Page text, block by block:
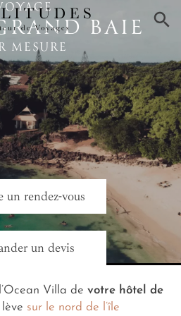
BAIE
MESURE
un rendez-vous
un devis
Villa de votre hôtel de
sur le nord de l’île